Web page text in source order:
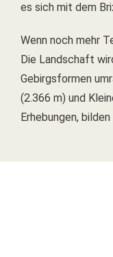
es sich mit dem
Wenn noch mehr
Die Landschaft
Gebirgsformen
(2.366 m) und
Erhebungen,